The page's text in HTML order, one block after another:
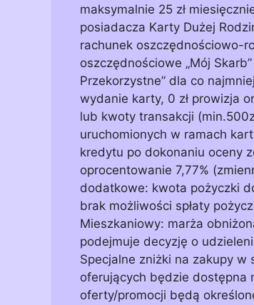
maksymalnie 25 zł
posiadacza Karty Dużej
rachunek oszczędnościowo-
oszczędnościowe „Mój
Przekorzystne” dla co
wydanie karty, 0 zł prowizja
lub kwoty transakcji
uruchomionych w ramach
kredytu po dokonaniu oceny
oprocentowanie 7,77%
dodatkowe: kwota pożyczki
brak możliwości spłaty
Mieszkaniowy: marża
podejmuje decyzję o
Specjalne zniżki na zakupy w
oferujących będzie dostępna
oferty/promocji będą